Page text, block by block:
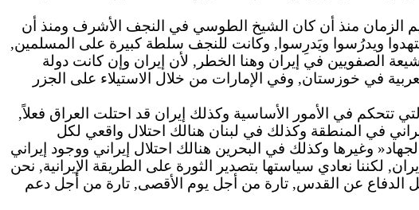
الزمان منذ أن كان الشيخ الطوسي في النجف
الأشرف ومنذ أن
ويدرُسوا ويَدرِسوا, وكانت للنجف سلطة كبيرة على المسلمين,
الصفويين في إيران وهنا الخطر, لأن إيران وإن كانت دولة
في خوزستان, وفي الإمارات من خلال الاستيلاء على الجزر
تتحكم في الأمور الأساسية وكذلك إيران قد احتلت العراق فعلاً,
في المنطقة وكذلك في لبنان هنالك احتلال واقعي لكل
وغيرها وكذلك في البحرين هنالك احتلال إيراني ووجود إيراني
لكننا نعادي سياستها بتصدير الثورة على الطريقة الإيرانية, نحن
الدفاع عن القدس, تارة من أجل يوم الأقصى, تارة من أجل دعم